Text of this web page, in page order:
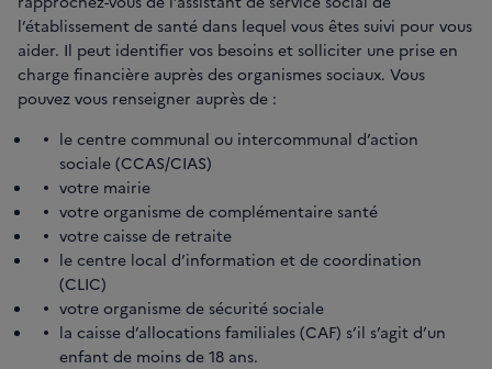
l’établissement de santé dans lequel vous êtes suivi pour vous
aider. Il peut identifier vos besoins et solliciter une prise en
charge financière auprès des organismes sociaux. Vous
pouvez vous renseigner auprès de :
le centre communal ou intercommunal d’action
sociale (CCAS/CIAS)
votre mairie
votre organisme de complémentaire santé
votre caisse de retraite
le centre local d’information et de coordination
(CLIC)
votre organisme de sécurité sociale
la caisse d’allocations familiales (CAF) s’il s’agit d’un
enfant de moins de 18 ans.